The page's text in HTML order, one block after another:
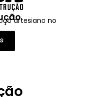
artesiano no